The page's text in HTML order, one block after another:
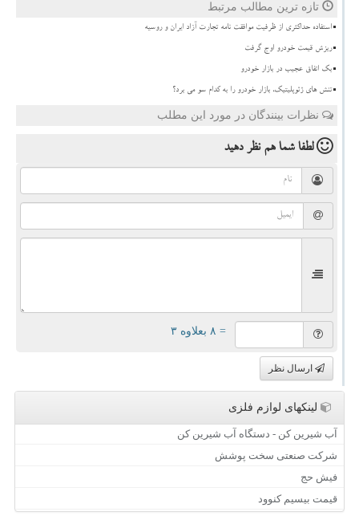
تازه ترین مطالب مرتبط
استفاده حداکثری از ظرفیت موافقت نامه تجارت آزاد ایران و روسیه
ریزش قیمت خودرو اوج گرفت
بک اتفاق عجیب در بازار خودرو
تنش های ژئوپلیتیک، بازار خودرو را به کدام سو می برد؟
نظرات بینندگان در مورد این مطلب
لطفا شما همنظر دهید
= ۸ بعلاوه ۳
ارسال نظر
لینکهای لوازم فلزی
آب شیرین کن - دستگاه آب شیرین کن
شرکت صنعتی سخت پوشش
فیش حج
قیمت بیسیم کنوود